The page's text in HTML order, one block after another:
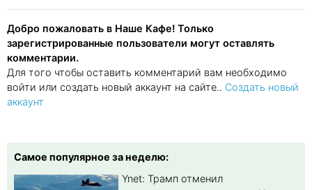
Добро пожаловать в Наше Кафе! Только
зарегистрированные пользователи могут оставлять
комментарии.
Для того чтобы оставить комментарий вам необходимо
войти или создать новый аккаунт на сайте.. Создать новый
аккаунт
Самое популярное за неделю:
Ynet: Трамп отменил